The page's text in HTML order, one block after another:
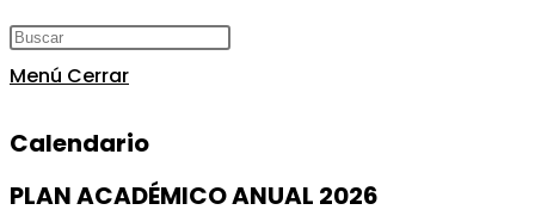
Menú Cerrar
Calendario
PLAN ACADÉMICO ANUAL 2026